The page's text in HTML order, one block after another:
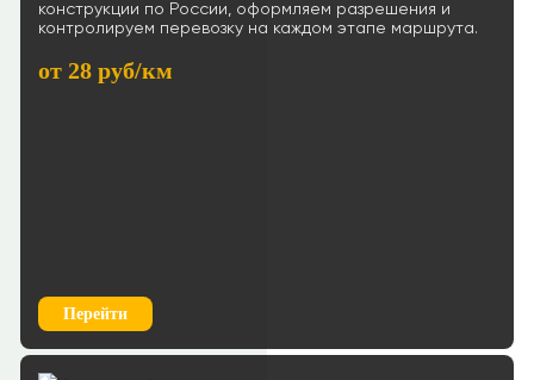
конструкции по России, оформляем разрешения и
контролируем перевозку на каждом этапе маршрута.
от 28 руб/км
Перейти